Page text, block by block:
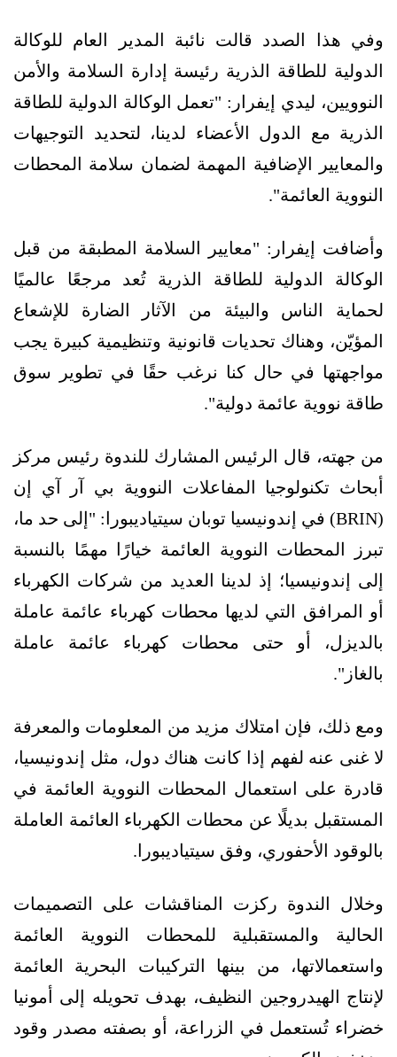
وفي هذا الصدد قالت نائبة المدير العام للوكالة
الدولية للطاقة الذرية رئيسة إدارة السلامة والأمن
النوويين، ليدي إيفرار: "تعمل الوكالة الدولية للطاقة
الذرية مع الدول الأعضاء لدينا، لتحديد التوجيهات
والمعايير الإضافية المهمة لضمان سلامة المحطات
النووية العائمة".
وأضافت إيفرار: "معايير السلامة المطبقة من قبل
الوكالة الدولية للطاقة الذرية تُعد مرجعًا عالميًا
لحماية الناس والبيئة من الآثار الضارة للإشعاع
المؤيّن، وهناك تحديات قانونية وتنظيمية كبيرة يجب
مواجهتها في حال كنا نرغب حقًا في تطوير سوق
طاقة نووية عائمة دولية".
من جهته، قال الرئيس المشارك للندوة رئيس مركز
أبحاث تكنولوجيا المفاعلات النووية بي آر آي إن
(BRIN) في إندونيسيا توبان سيتياديبورا: "إلى حد ما،
تبرز المحطات النووية العائمة خيارًا مهمًا بالنسبة
إلى إندونيسيا؛ إذ لدينا العديد من شركات الكهرباء
أو المرافق التي لديها محطات كهرباء عائمة عاملة
بالديزل، أو حتى محطات كهرباء عائمة عاملة
بالغاز".
ومع ذلك، فإن امتلاك مزيد من المعلومات والمعرفة
لا غنى عنه لفهم إذا كانت هناك دول، مثل إندونيسيا،
قادرة على استعمال المحطات النووية العائمة في
المستقبل بديلًا عن محطات الكهرباء العائمة العاملة
بالوقود الأحفوري، وفق سيتياديبورا.
وخلال الندوة ركزت المناقشات على التصميمات
الحالية والمستقبلية للمحطات النووية العائمة
واستعمالاتها، من بينها التركيبات البحرية العائمة
لإنتاج الهيدروجين النظيف، بهدف تحويله إلى أمونيا
خضراء تُستعمل في الزراعة، أو بصفته مصدر وقود